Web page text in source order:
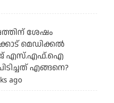
ശേഷം
മെഡിക്കൽ
എസ്.എഫ്.ഐ
എങ്ങനെ?
ago